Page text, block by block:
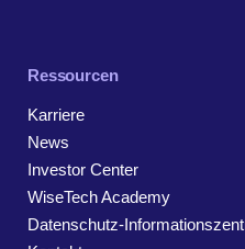
Ressourcen
Karriere
News
Investor Center
WiseTech Academy
Datenschutz-